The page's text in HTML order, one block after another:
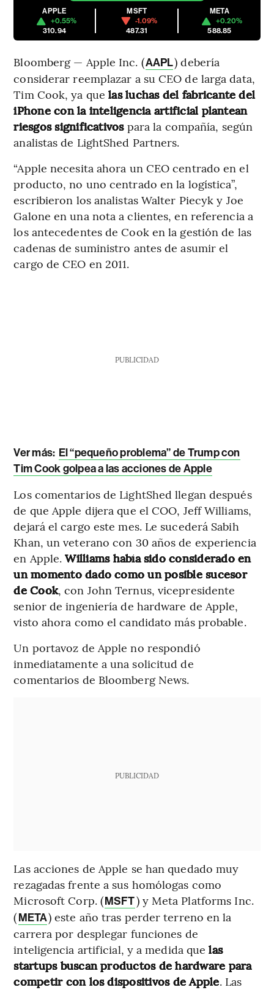
APPLE
+0.55%
310.94
MSFT
-1.09%
487.31
META
+0.20%
588.85
Bloomberg — Apple Inc. (AAPL) debería
considerar reemplazar a su CEO de larga data,
Tim Cook, ya que las luchas del fabricante del
iPhone con la inteligencia artificial plantean
riesgos significativospara la compañía, según
analistas de LightShed Partners.
“Apple necesita ahora un CEO centrado en el
producto, no uno centrado en la logística”,
escribieron los analistas Walter Piecyk y Joe
Galone en una nota a clientes, en referencia a
los antecedentes de Cook en la gestión de las
cadenas de suministro antes de asumir el
cargo de CEO en 2011.
PUBLICIDAD
Ver más: El “pequeño problema” de Trump con
Tim Cook golpea a las acciones de Apple
Los comentarios de LightShed llegan después
de que Apple dijera que el COO, Jeff Williams,
dejará el cargo este mes. Le sucederá Sabih
Khan, un veterano con 30 años de experiencia
en Apple.Williams había sido considerado en
un momento dado como un posible sucesor
de Cook, con John Ternus, vicepresidente
senior de ingeniería de hardware de Apple,
visto ahora como el candidato más probable.
Un portavoz de Apple no respondió
inmediatamente a una solicitud de
comentarios de Bloomberg News.
PUBLICIDAD
Las acciones de Apple se han quedado muy
rezagadas frente a sus homólogas como
Microsoft Corp. (MSFT) y Meta Platforms Inc.
(META) este año tras perder terreno en la
carrera por desplegar funciones de
inteligencia artificial, y a medida quelas
startups buscan productos de hardware para
competir con los dispositivos de Apple. Las